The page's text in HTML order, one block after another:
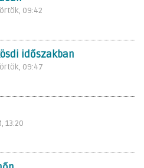
09:42
időszakban
09:47
13:20